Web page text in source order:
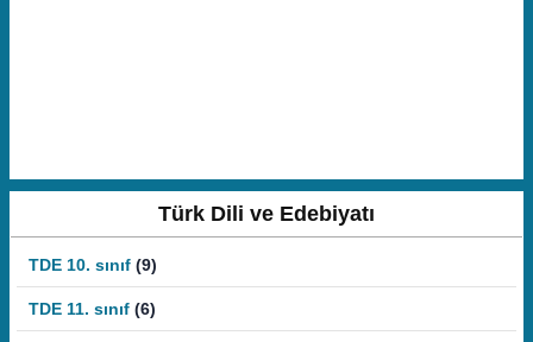
Türk Dili ve Edebiyatı
TDE 10. sınıf (9)
TDE 11. sınıf (6)